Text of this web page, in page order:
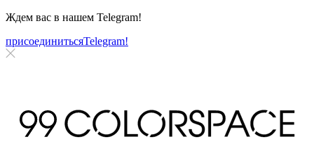
Ждем вас в нашем Telegram!
присоединитьсяTelegram!